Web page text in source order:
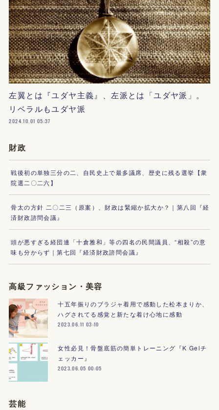
左翼とは『ユダヤ主義』、左派とは「ユダヤ派」。
リベラルもユダヤ派
2024.10.01 05:37
財政
戦後初の単独三分の二、自民史上で最多議席、歴史に残る選挙【衆
院選二〇二六】
骨太の方針 二〇二三（原案）、財政は緊縮か拡大か？｜第八回『経
済財政諮問会議』
頭が悪すぎる経団連「十倉雅和」等の四名の民間議員、“相殺”の意
味も分からず｜第七回『経済財政諮問会議』
高級ファッション・美容
十五年振りのブラジャ着用で感動した松本まりか、
ハグされてる感覚と新たな着け心地に感動
2023.06.11 03:10
女性必見！骨盤底筋の簡単トレーニング『K Gelチ
ェッカー』
2023.06.05 00:05
芸能